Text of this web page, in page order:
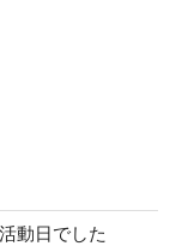
動日でした